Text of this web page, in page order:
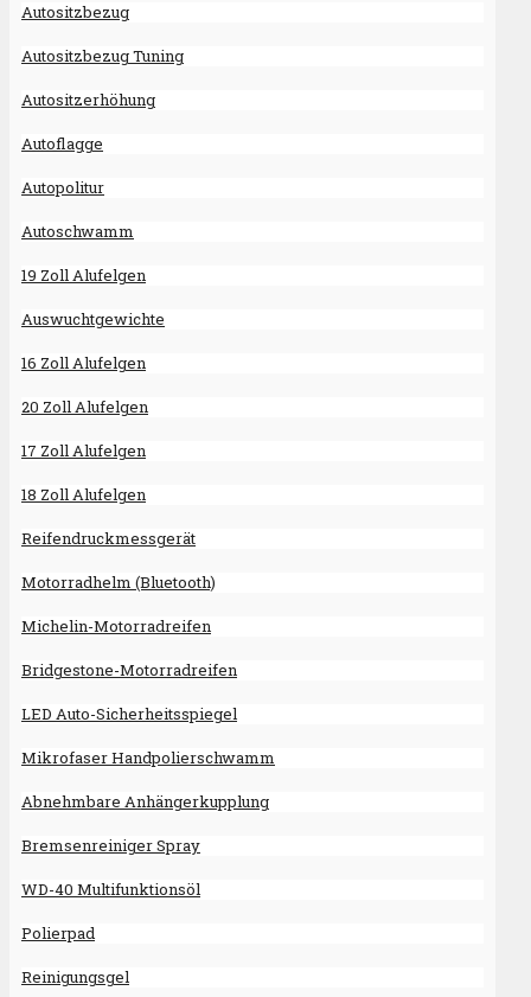
Autositzbezug
Autositzbezug Tuning
Autositzerhöhung
Autoflagge
Autopolitur
Autoschwamm
19 Zoll Alufelgen
Auswuchtgewichte
16 Zoll Alufelgen
20 Zoll Alufelgen
17 Zoll Alufelgen
18 Zoll Alufelgen
Reifendruckmessgerät
Motorradhelm (Bluetooth)
Michelin-Motorradreifen
Bridgestone-Motorradreifen
LED Auto-Sicherheitsspiegel
Mikrofaser Handpolierschwamm
Abnehmbare Anhängerkupplung
Bremsenreiniger Spray
WD-40 Multifunktionsöl
Polierpad
Reinigungsgel